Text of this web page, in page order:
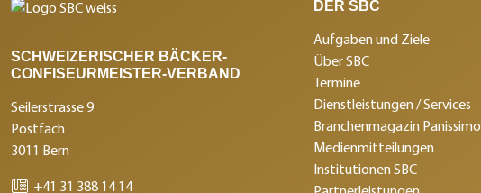
SCHWEIZERISCHER BÄCKER-
CONFISEURMEISTER-VERBAND
Seilerstrasse 9
Postfach
3011 Bern
+41 31 388 14 14
DER SBC
Aufgaben und Ziele
Über SBC
Termine
Dienstleistungen / Services
Branchenmagazin Panissimo
Medienmitteilungen
Institutionen SBC